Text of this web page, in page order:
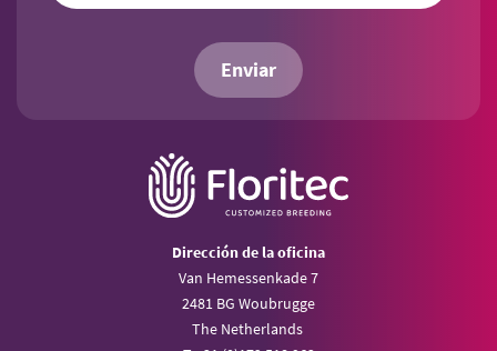
Enviar
Dirección de la oficina
Van Hemessenkade 7
2481 BG Woubrugge
The Netherlands